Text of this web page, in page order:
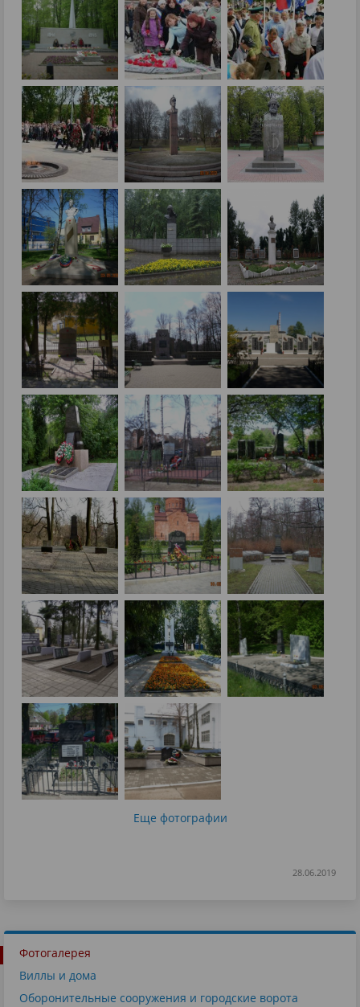
Еще фотографии
28.06.2019
Фотогалерея
Виллы и дома
Оборонительные сооружения и городские ворота